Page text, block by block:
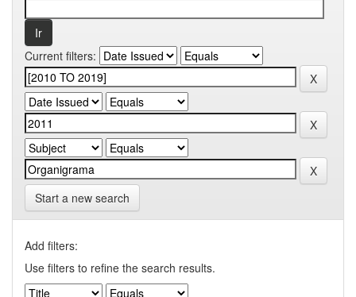
Current filters:
Start a new search
Add filters:
Use filters to refine the search results.